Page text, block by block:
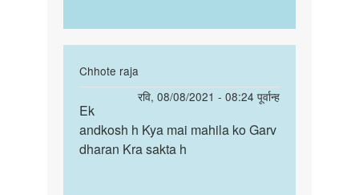
Chhote raja
रवि, 08/08/2021 - 08:24 पूर्वान्ह
reply
चिंता
मत
Ek
andkosh
h
Ek
andkosh h Kya mai mahila ko Garv
dharan Kra sakta h